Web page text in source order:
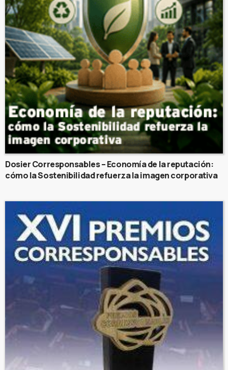
Dosier Corresponsables – Economía de la reputación:
cómo la Sostenibilidad refuerza la imagen corporativa